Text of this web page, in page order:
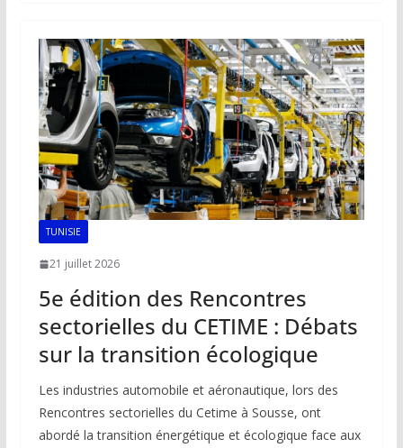
o
o
k
A
p
p
dI
n
Li
n
k
er
TUNISIE
21 juillet 2026
5e édition des Rencontres
sectorielles du CETIME : Débats
sur la transition écologique
Les industries automobile et aéronautique, lors des
Rencontres sectorielles du Cetime à Sousse, ont
abordé la transition énergétique et écologique face aux